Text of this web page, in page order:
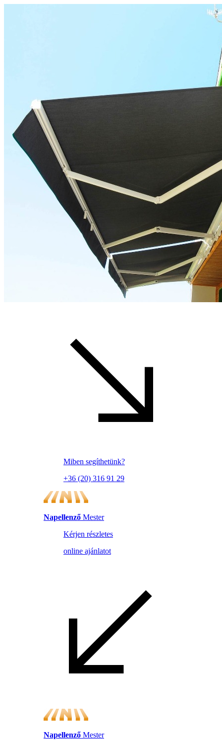
Miben segíthetünk?
+36 (20) 316 91 29
Napellenző Mester
Kérjen részletes
online ajánlatot
Napellenző Mester